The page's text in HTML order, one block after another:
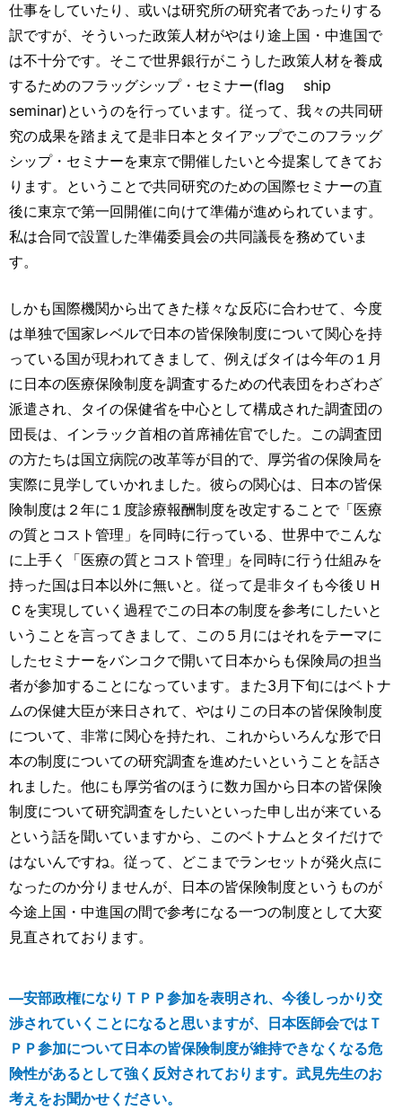
仕事をしていたり、或いは研究所の研究者であったりする
訳ですが、そういった政策人材がやはり途上国・中進国で
は不十分です。そこで世界銀行がこうした政策人材を養成
するためのフラッグシップ・セミナー(flag ship
seminar)というのを行っています。従って、我々の共同研
究の成果を踏まえて是非日本とタイアップでこのフラッグ
シップ・セミナーを東京で開催したいと今提案してきてお
ります。ということで共同研究のための国際セミナーの直
後に東京で第一回開催に向けて準備が進められています。
私は合同で設置した準備委員会の共同議長を務めていま
す。
しかも国際機関から出てきた様々な反応に合わせて、今度
は単独で国家レベルで日本の皆保険制度について関心を持
っている国が現われてきまして、例えばタイは今年の１月
に日本の医療保険制度を調査するための代表団をわざわざ
派遣され、タイの保健省を中心として構成された調査団の
団長は、インラック首相の首席補佐官でした。この調査団
の方たちは国立病院の改革等が目的で、厚労省の保険局を
実際に見学していかれました。彼らの関心は、日本の皆保
険制度は２年に１度診療報酬制度を改定することで「医療
の質とコスト管理」を同時に行っている、世界中でこんな
に上手く「医療の質とコスト管理」を同時に行う仕組みを
持った国は日本以外に無いと。従って是非タイも今後ＵＨ
Ｃを実現していく過程でこの日本の制度を参考にしたいと
いうことを言ってきまして、この５月にはそれをテーマに
したセミナーをバンコクで開いて日本からも保険局の担当
者が参加することになっています。また3月下旬にはベトナ
ムの保健大臣が来日されて、やはりこの日本の皆保険制度
について、非常に関心を持たれ、これからいろんな形で日
本の制度についての研究調査を進めたいということを話さ
れました。他にも厚労省のほうに数カ国から日本の皆保険
制度について研究調査をしたいといった申し出が来ている
という話を聞いていますから、このベトナムとタイだけで
はないんですね。従って、どこまでランセットが発火点に
なったのか分りませんが、日本の皆保険制度というものが
今途上国・中進国の間で参考になる一つの制度として大変
見直されております。
―安部政権になりＴＰＰ参加を表明され、今後しっかり交
渉されていくことになると思いますが、日本医師会ではＴ
ＰＰ参加について日本の皆保険制度が維持できなくなる危
険性があるとして強く反対されております。武見先生のお
考えをお聞かせください。